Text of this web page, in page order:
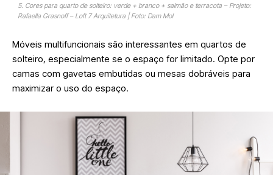
5. Cores para quarto de solteiro: verde + branco + salmão e terracota – Projeto:
Rafaella Grasnoff – Loft 7 Arquitetura | Foto: Dam Mol
Móveis multifuncionais são interessantes em quartos de
solteiro, especialmente se o espaço for limitado. Opte por
camas com gavetas embutidas ou mesas dobráveis para
maximizar o uso do espaço.